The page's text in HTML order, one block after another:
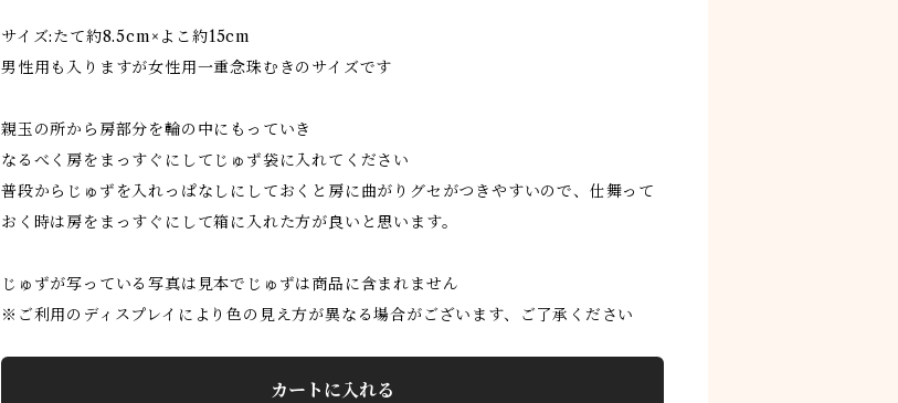
サイズ:たて約8.5cm×よこ約15cm
男性用も入りますが女性用一重念珠むきのサイズです
親玉の所から房部分を輪の中にもっていき
なるべく房をまっすぐにしてじゅず袋に入れてください
普段からじゅずを入れっぱなしにしておくと房に曲がりグセがつきやすいので、仕舞って
おく時は房をまっすぐにして箱に入れた方が良いと思います。
じゅずが写っている写真は見本でじゅずは商品に含まれません
※ご利用のディスプレイにより色の見え方が異なる場合がございます、ご了承ください
カートに入れる